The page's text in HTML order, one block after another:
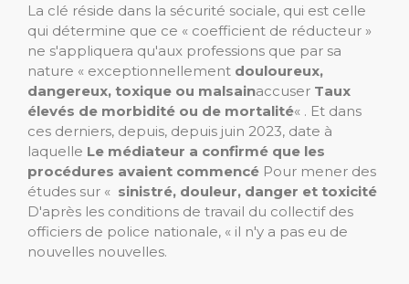
La clé réside dans la sécurité sociale, qui est celle
qui détermine que ce « coefficient de réducteur »
ne s'appliquera qu'aux professions que par sa
nature « exceptionnellement douloureux,
dangereux, toxique ou malsainaccuser Taux
élevés de morbidité ou de mortalité« . Et dans
ces derniers, depuis, depuis juin 2023, date à
laquelle Le médiateur a confirmé que les
procédures avaient commencé Pour mener des
études sur « sinistré, douleur, danger et toxicité
D'après les conditions de travail du collectif des
officiers de police nationale, « il n'y a pas eu de
nouvelles nouvelles.